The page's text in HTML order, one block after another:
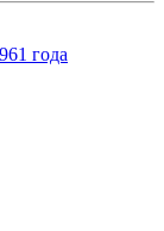
года